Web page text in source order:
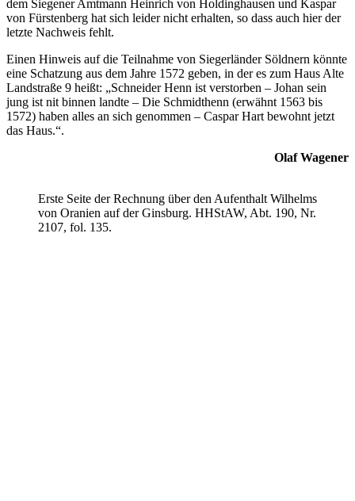
dem Siegener Amtmann Heinrich von Holdinghausen und Kaspar
von Fürstenberg hat sich leider nicht erhalten, so dass auch hier der
letzte Nachweis fehlt.
Einen Hinweis auf die Teilnahme von Siegerländer Söldnern könnte
eine Schatzung aus dem Jahre 1572 geben, in der es zum Haus Alte
Landstraße 9 heißt: „Schneider Henn ist verstorben – Johan sein
jung ist nit binnen landte – Die Schmidthenn (erwähnt 1563 bis
1572) haben alles an sich genommen – Caspar Hart bewohnt jetzt
das Haus.“.
Olaf Wagener
Erste Seite der Rechnung über den Aufenthalt Wilhelms
von Oranien auf der Ginsburg. HHStAW, Abt. 190, Nr.
2107, fol. 135.